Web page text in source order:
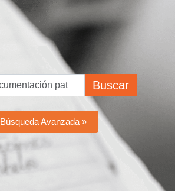
Buscar
Búsqueda Avanzada »